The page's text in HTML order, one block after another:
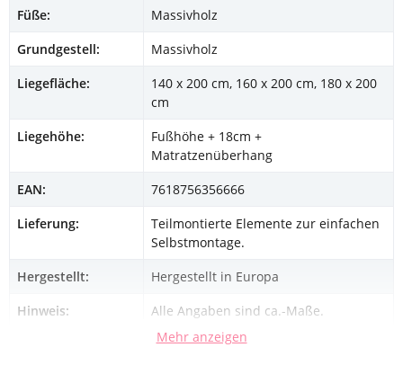
Füße:
Massivholz
Grundgestell:
Massivholz
Liegefläche:
140 x 200 cm, 160 x 200 cm, 180 x 200
cm
Liegehöhe:
Fußhöhe + 18cm +
Matratzenüberhang
EAN:
7618756356666
Lieferung:
Teilmontierte Elemente zur einfachen
Selbstmontage.
Hergestellt:
Hergestellt in Europa
Hinweis:
Alle Angaben sind ca.-Maße.
Mehr anzeigen